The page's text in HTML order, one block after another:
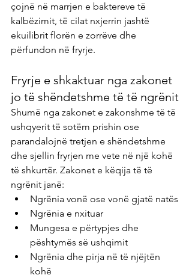
çojnë në marrjen e baktereve të
kalbëzimit, të cilat nxjerrin jashtë
ekuilibrit florën e zorrëve dhe
përfundon në fryrje.
Fryrje e shkaktuar nga zakonet
jo të shëndetshme të të ngrënit
Shumë nga zakonet e zakonshme të të
ushqyerit të sotëm prishin ose
parandalojnë tretjen e shëndetshme
dhe sjellin fryrjen me vete në një kohë
të shkurtër. Zakonet e këqija të të
ngrënit janë:
Ngrënia vonë ose vonë gjatë natës
Ngrënia e nxituar
Mungesa e përtypjes dhe
pështymës së ushqimit
Ngrënia dhe pirja në të njëjtën
kohë